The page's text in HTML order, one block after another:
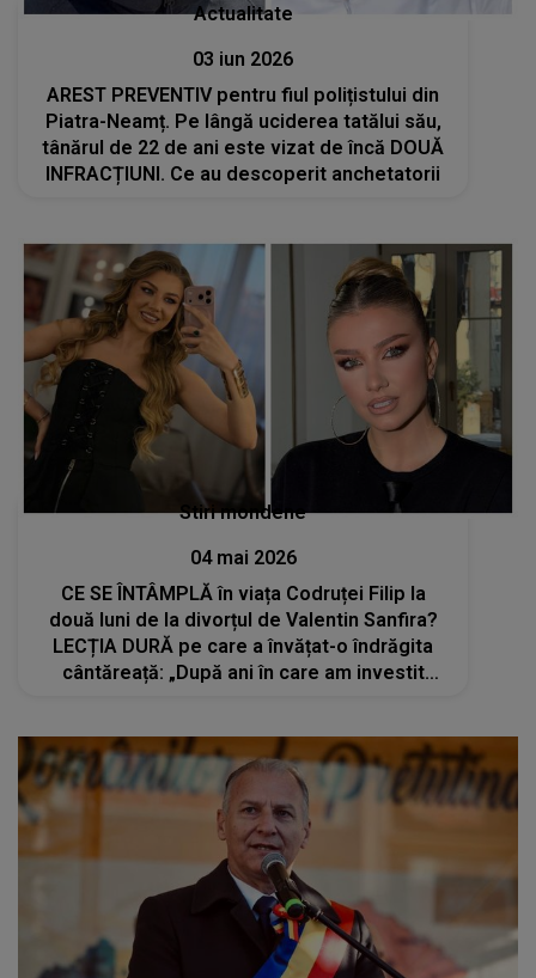
Actualitate
03 iun 2026
AREST PREVENTIV pentru fiul polițistului din
Piatra-Neamț. Pe lângă uciderea tatălui său,
tânărul de 22 de ani este vizat de încă DOUĂ
INFRACȚIUNI. Ce au descoperit anchetatorii
Stiri mondene
04 mai 2026
CE SE ÎNTÂMPLĂ în viața Codruței Filip la
două luni de la divorțul de Valentin Sanfira?
LECȚIA DURĂ pe care a învățat-o îndrăgita
cântăreață: „După ani în care am investit